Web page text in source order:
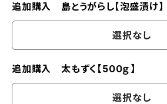
追加購入 島とうがらし【泡盛漬け】
選択なし
追加購入 太もずく【500ｇ】
選択なし